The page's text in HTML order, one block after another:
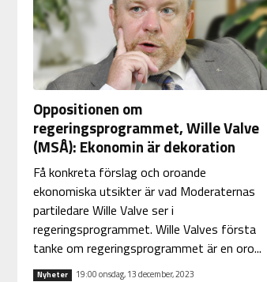
Oppositionen om
regeringsprogrammet, Wille Valve
(MSÅ): Ekonomin är dekoration
Få konkreta förslag och oroande
ekonomiska utsikter är vad Moderaternas
partiledare Wille Valve ser i
regeringsprogrammet. Wille Valves första
tanke om regeringsprogrammet är en oro...
Nyheter 19:00 onsdag, 13 december, 2023